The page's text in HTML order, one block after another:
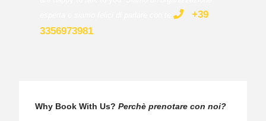
+39
3356973981
Why Book With Us? Perchè prenotare con noi?